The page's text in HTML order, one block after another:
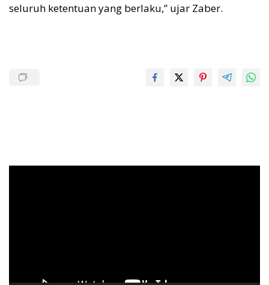
seluruh ketentuan yang berlaku,” ujar Zaber.